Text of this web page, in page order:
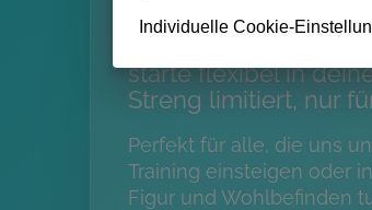
starte flexibel in
Streng limitiert, nur
Perfekt für alle, die uns
Training einsteigen oder
Figur und Wohlbefinden
Individuelle Cookie-